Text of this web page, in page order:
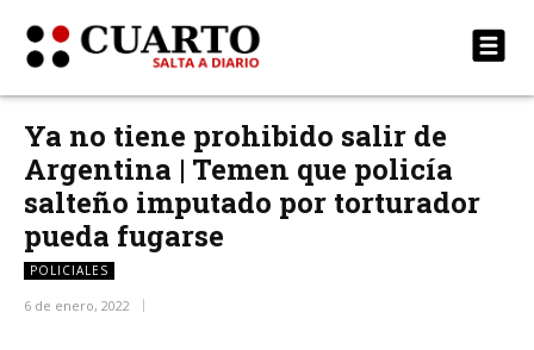
Ya no tiene prohibido salir de
Argentina | Temen que policía
salteño imputado por torturador
pueda fugarse
POLICIALES
6 de enero, 2022